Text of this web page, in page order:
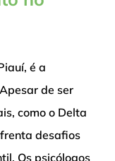
é a
de ser
como o Delta
desafios
Os psicólogos